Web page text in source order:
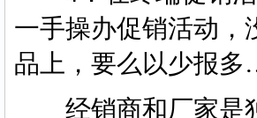
一手操办促销活动，
品上，要么以少报
经销商和厂家是独